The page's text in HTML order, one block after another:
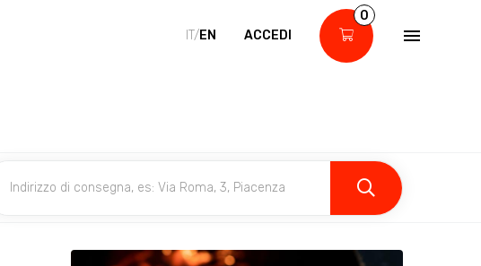
IT/EN ACCEDI
0